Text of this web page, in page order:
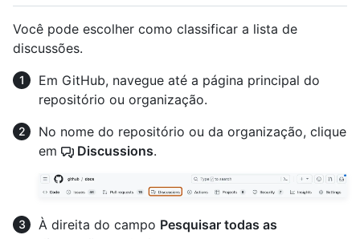
Você pode escolher como classificar a lista de
discussões.
Em GitHub, navegue até a página principal do
repositório ou organização.
No nome do repositório ou da organização, clique
em
Discussions.
À direita do campo Pesquisar todas as